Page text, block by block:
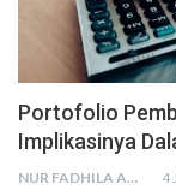
Portofolio
Implikasinya
NUR FADHILA AMRI, SE., AK., M.SI 4